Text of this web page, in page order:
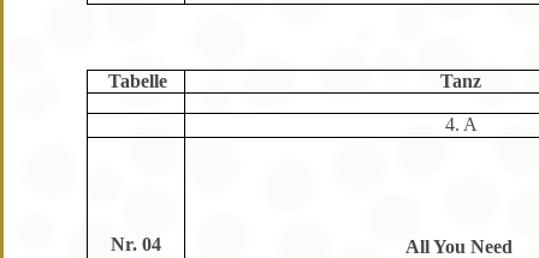
Tabelle Tanz
4. A
Nr. 04 All You Need